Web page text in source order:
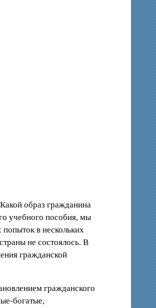
образ гражданина
учебного пособия, мы
в нескольких
не состоялось. В
гражданской
гражданского
богатые,